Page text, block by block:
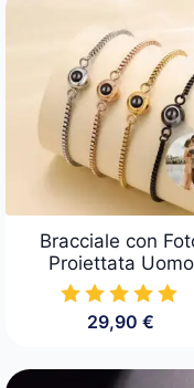
Bracciale con
Proiettata Uomo
29,90 €